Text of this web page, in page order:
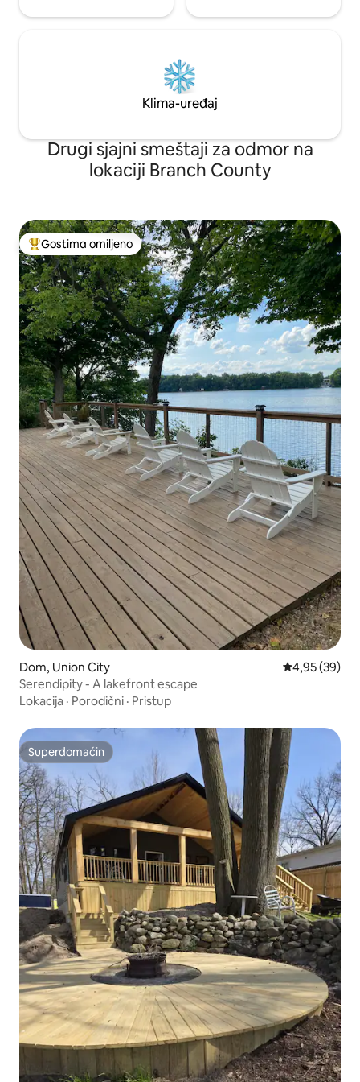
Klima-uređaj
Drugi sjajni smeštaji za odmor na
lokaciji Branch County
Najuspešniji među gostima omiljenim
Gostima omiljeno
Dom, Union City Prosečna
4,95 (39)
Serendipity - A lakefront escape
Lokacija · Porodični · Pristup
Superdomaćin
Superdomaćin